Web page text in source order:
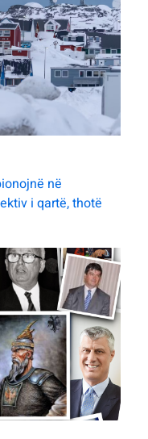
në
i qartë, thotë